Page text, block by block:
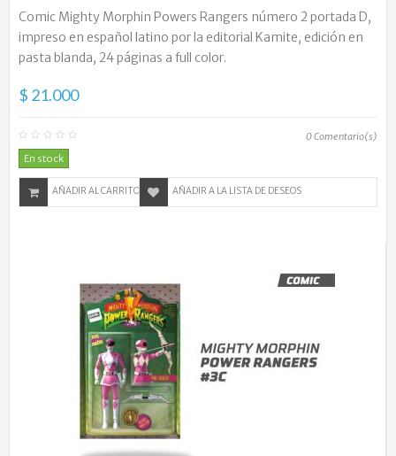
Comic Mighty Morphin Powers Rangers número 2 portada D,
impreso en español latino por la editorial Kamite, edición en
pasta blanda, 24 páginas a full color.
$ 21.000
0Comentario(s)
En stock
AÑADIR AL CARRITO AÑADIR A LA LISTA DE DESEOS